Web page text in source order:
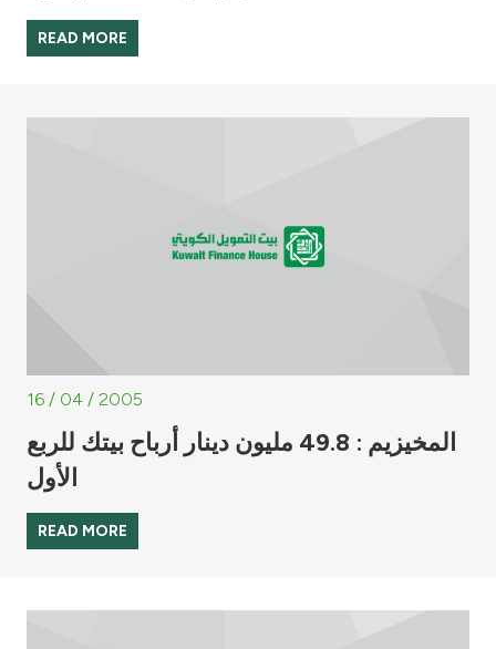
READ MORE
16 / 04 / 2005
المخيزيم : 49.8 مليون دينار أرباح بيتك للربع
الأول
READ MORE